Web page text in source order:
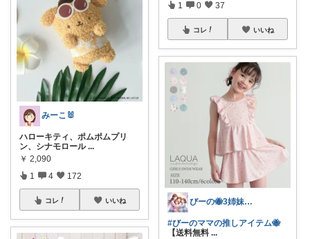
みーこ🐰
ハローキティ、ポムポムプリ
ン、シナモロール ...
￥ 2,090
1 4 172
コレ いいね
1 0 37
コレ いいね
びーの🐝3姉妹ママROOM🌸
#びーのママの推しアイテム🐝
【送料無料 ...